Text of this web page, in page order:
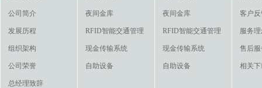
公司简介
发展历程
组织架构
公司荣誉
总经理致辞
夜间金库
RFID智能交通管理
现金传输系统
自助设备
夜间金库
RFID智能交通管理
现金传输系统
自助设备
客户
服务
售后
相关